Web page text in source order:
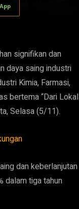
signifikan dan
daya saing industri
Kimia, Farmasi,
bertema “Dari Lokal
Selasa (5/11).
dan keberlanjutan
dalam tiga tahun